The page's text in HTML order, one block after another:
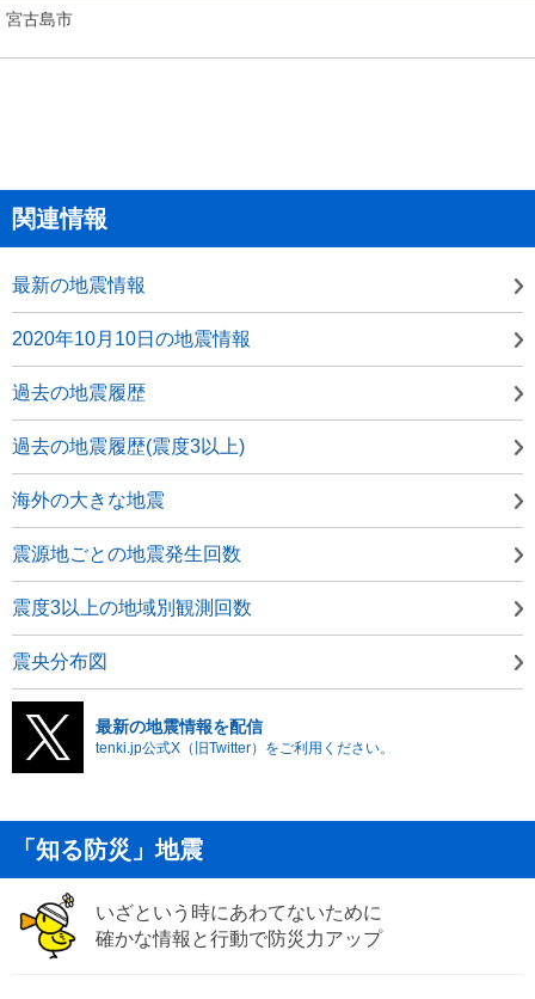
宮古島市
関連情報
最新の地震情報
2020年10月10日の地震情報
過去の地震履歴
過去の地震履歴(震度3以上)
海外の大きな地震
震源地ごとの地震発生回数
震度3以上の地域別観測回数
震央分布図
最新の地震情報を配信
tenki.jp公式X（旧Twitter）をご利用ください。
「知る防災」地震
いざという時にあわてないために
確かな情報と行動で防災力アップ